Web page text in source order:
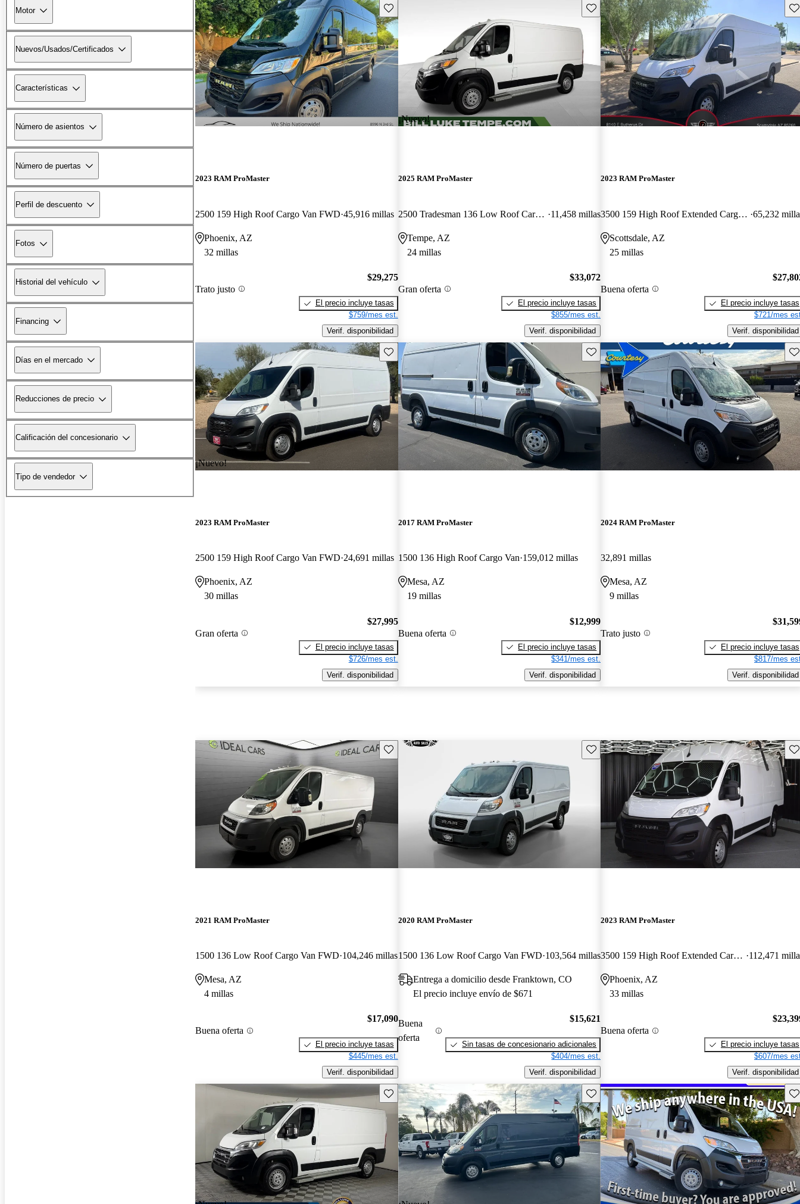
Motor
Nuevos/Usados/Certificados
Características
Número de asientos
Número de puertas
Perfil de descuento
Fotos
Historial del vehículo
Financing
Días en el mercado
Reducciones de precio
Calificación del concesionario
Tipo de vendedor
Guarda este Aviso
2023 RAM ProMaster
2500 159 High Roof Cargo Van FWD 45,916 millas
Phoenix, AZ
32 millas
Trato justo
$29,275
El precio incluye tasas
$759/mes est.
Verif. disponibilidad
¡Nuevo!
Guarda este Aviso
2025 RAM ProMaster
2500 Tradesman 136 Low Roof Cargo Van FWD 11,458 millas
Tempe, AZ
24 millas
Gran oferta
$33,072
El precio incluye tasas
$855/mes est.
Verif. disponibilidad
2023 RAM ProMaster
3500 159 High Roof Extended Cargo Van FWD 65,232
Scottsdale, AZ
25 millas
Buena oferta
El precio incluye tasas
$721/mes
Verif. disponibilidad
¡Nuevo!
Guarda este Aviso
2023 RAM ProMaster
2500 159 High Roof Cargo Van FWD 24,691 millas
Phoenix, AZ
30 millas
Gran oferta
$27,995
El precio incluye tasas
$726/mes est.
Verif. disponibilidad
Guarda este Aviso
2017 RAM ProMaster
1500 136 High Roof Cargo Van 159,012 millas
Mesa, AZ
19 millas
Buena oferta
$12,999
El precio incluye tasas
$341/mes est.
Verif. disponibilidad
2024 RAM ProMaster
32,891 millas
Mesa, AZ
9 millas
Trato justo
El precio incluye tasas
$817/mes
Verif. disponibilidad
Guarda este Aviso
2021 RAM ProMaster
1500 136 Low Roof Cargo Van FWD 104,246 millas
Mesa, AZ
4 millas
Buena oferta
$17,090
El precio incluye tasas
$445/mes est.
Verif. disponibilidad
Guarda este Aviso
2020 RAM ProMaster
1500 136 Low Roof Cargo Van FWD 103,564 millas
Entrega a domicilio desde Franktown, CO
El precio incluye envío de $671
Buena
oferta
$15,621
Sin tasas de concesionario adicionales
$404/mes est.
Verif. disponibilidad
2023 RAM ProMaster
3500 159 High Roof Extended Cargo Van FWD 112,471
Phoenix, AZ
33 millas
Buena oferta
El precio incluye tasas
$607/mes
Verif. disponibilidad
Guarda este Aviso Guarda este Aviso